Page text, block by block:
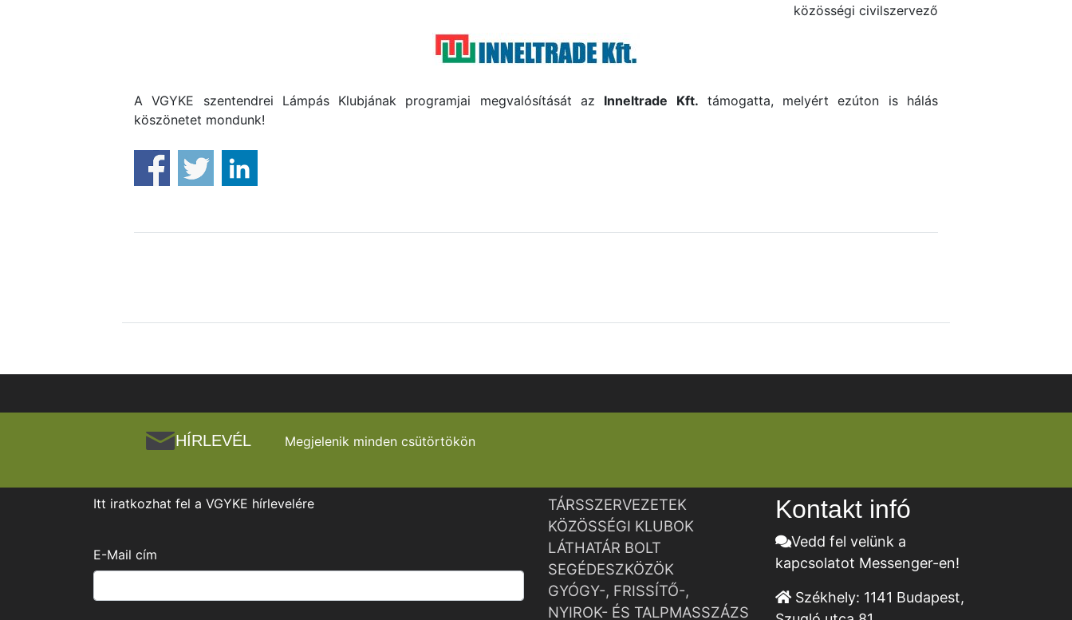
közösségi civilszervező
A VGYKE szentendrei Lámpás Klubjának programjai megvalósítását az Inneltrade Kft. támogatta, melyért ezúton is hálás
köszönetet mondunk!
HÍRLEVÉL Megjelenik minden csütörtökön
Itt iratkozhat fel a VGYKE hírlevelére
E-Mail cím
TÁRSSZERVEZETEK
KÖZÖSSÉGI KLUBOK
LÁTHATÁR BOLT
SEGÉDESZKÖZÖK
GYÓGY-, FRISSÍTŐ-,
NYIROK- ÉS TALPMASSZÁZS
Kontakt infó
Vedd fel velünk a
kapcsolatot Messenger-en!
Székhely: 1141 Budapest,